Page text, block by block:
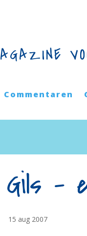
Commentaren
–
15 aug 2007